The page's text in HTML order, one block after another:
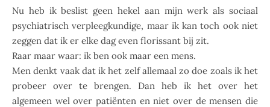
Nu heb ik beslist geen hekel aan mijn werk als sociaal
psychiatrisch verpleegkundige, maar ik kan toch ook niet
zeggen dat ik er elke dag even florissant bij zit.
Raar maar waar: ik ben ook maar een mens.
Men denkt vaak dat ik het zelf allemaal zo doe zoals ik het
probeer over te brengen. Dan heb ik het over het
algemeen wel over patiënten en niet over de mensen die